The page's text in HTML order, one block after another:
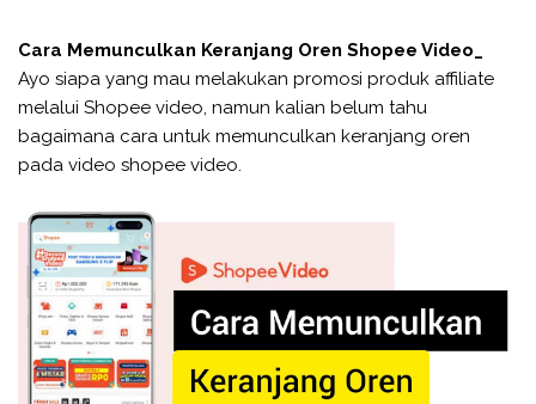
Cara Memunculkan Keranjang Oren Shopee Video_
Ayo siapa yang mau melakukan promosi produk affiliate
melalui Shopee video, namun kalian belum tahu
bagaimana cara untuk memunculkan keranjang oren
pada video shopee video.